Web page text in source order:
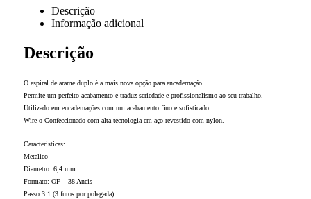
Descrição
Informação adicional
Descrição
O espiral de arame duplo é a mais nova opção para encadernação.
Permite um perfeito acabamento e traduz seriedade e profissionalismo ao seu trabalho.
Utilizado em encadernações com um acabamento fino e sofisticado.
Wire-o Confeccionado com alta tecnologia em aço revestido com nylon.
Caracteristicas:
Metalico
Diametro: 6,4 mm
Formato: OF – 38 Aneis
Passo 3:1 (3 furos por polegada)